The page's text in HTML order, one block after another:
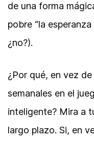
de una forma
pobre “la
¿no?).
¿Por qué, en vez
semanales en el
inteligente? Mira a
largo plazo. Si, en